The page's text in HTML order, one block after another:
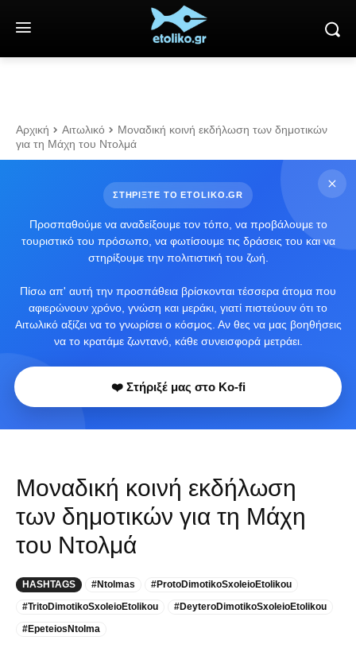
Αρχική Αιτωλικό
Μοναδική κοινή εκδήλωση των δημοτικών
για τη Μάχη του Ντολμά
ΣΤΗΡΙΞΤΕ ΤΟ ETOLIKO.GR
Προσπαθούμε να αναδείξουμε τον τόπο, να προβάλουμε το
τουριστικό του πρόσωπο, να φωτίσουμε τις δράσεις του και να
στηρίξουμε την πολιτιστική του ζωή.
Πίσω απ' αυτή την προσπάθεια βρίσκονται τέσσερα άτομα που
αφιερώνουν χρόνο, γνώση και μεράκι, γιατί πιστεύουν ότι το
Αιτωλικό αξίζει να το γνωρίσει ο κόσμος. Αν θες να μας βοηθήσεις
να το κρατάμε ζωντανό, κάθε συνεισφορά μετράει.
❤️ Στήριξέ μας στο Ko-fi
Μοναδική κοινή εκδήλωση
των δημοτικών για τη Μάχη
του Ντολμά
HASHTAGS #Ntolmas
#ProtoDimotikoSxoleioEtolikou
#TritoDimotikoSxoleioEtolikou
#DeyteroDimotikoSxoleioEtolikou
#EpeteiosNtolma